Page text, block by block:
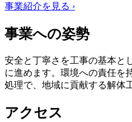
事業紹介を見る ›
事業への姿勢
安全と丁寧さを工事の基本と
に進めます。環境への責任を
処理で、地域に貢献する解体
アクセス